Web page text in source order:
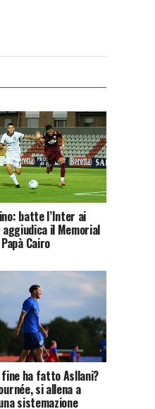
batte l’Inter ai
il Memorial
Cairo
ha fatto Asllani?
si allena a
sistemazione